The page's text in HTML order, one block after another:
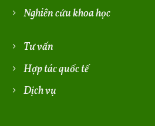
Nghiên cứu khoa học
Tư vấn
Hợp tác quốc tế
Dịch vụ